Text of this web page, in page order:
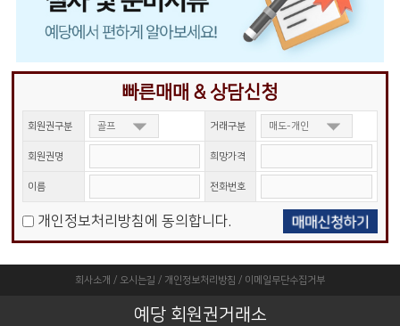
빠른매매 & 상담신청
회원권구분 거래구분
회원권명 희망가격
이름 전화번호
개인정보처리방침에 동의합니다.
회사소개 / 오시는길 / 개인정보처리방침 / 이메일무단수집거부
예당 회원권거래소